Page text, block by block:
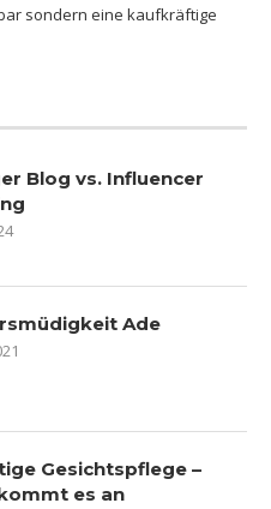
sondern eine kaufkräftige
Blog vs. Influencer
Ade
Gesichtspflege –
es an